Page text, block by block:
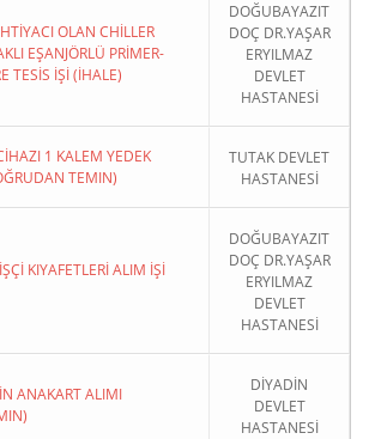
OLAN CHİLLER
EŞANJÖRLÜ PRİMER-
TESİS İŞİ (İHALE)
DOĞUBAYAZIT
DOÇ DR.YAŞAR
ERYILMAZ
DEVLET
HASTANESİ
1 KALEM YEDEK
TEMIN)
TUTAK DEVLET
HASTANESİ
KIYAFETLERİ ALIM İŞİ
DOĞUBAYAZIT
DOÇ DR.YAŞAR
ERYILMAZ
DEVLET
HASTANESİ
ANAKART ALIMI
DİYADİN
DEVLET
HASTANESİ